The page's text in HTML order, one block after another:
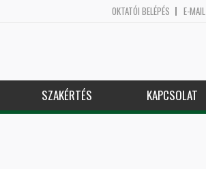
OKTATÓI BELÉPÉS E-MAIL
SZAKÉRTÉS KAPCSOLAT